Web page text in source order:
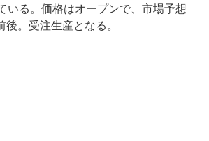
いる。価格はオープンで、市場予想
。受注生産となる。